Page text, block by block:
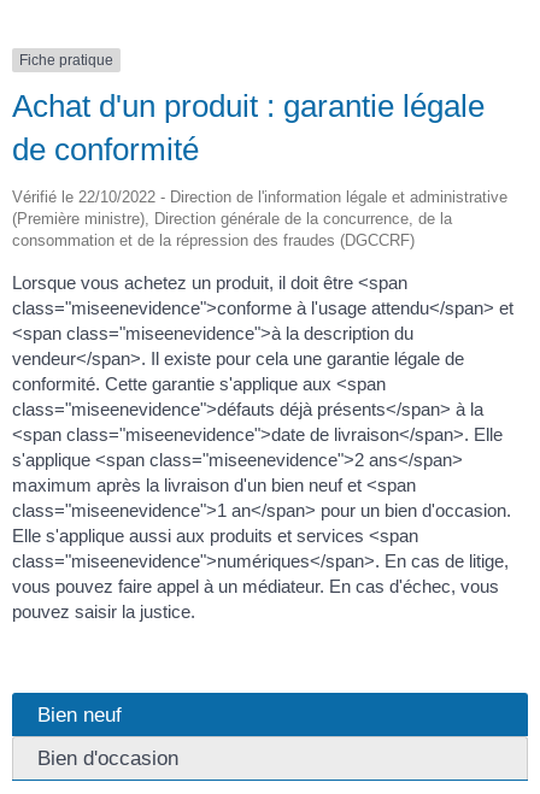
Fiche pratique
Achat d'un produit : garantie légale
de conformité
Vérifié le 22/10/2022 - Direction de l'information légale et administrative
(Première ministre), Direction générale de la concurrence, de la
consommation et de la répression des fraudes (DGCCRF)
Lorsque vous achetez un produit, il doit être <span
class="miseenevidence">conforme à l'usage attendu</span> et
<span class="miseenevidence">à la description du
vendeur</span>. Il existe pour cela une garantie légale de
conformité. Cette garantie s'applique aux <span
class="miseenevidence">défauts déjà présents</span> à la
<span class="miseenevidence">date de livraison</span>. Elle
s'applique <span class="miseenevidence">2 ans</span>
maximum après la livraison d'un bien neuf et <span
class="miseenevidence">1 an</span> pour un bien d'occasion.
Elle s'applique aussi aux produits et services <span
class="miseenevidence">numériques</span>. En cas de litige,
vous pouvez faire appel à un médiateur. En cas d'échec, vous
pouvez saisir la justice.
Bien neuf
Bien d'occasion